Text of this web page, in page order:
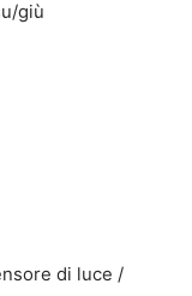
giù
di luce /